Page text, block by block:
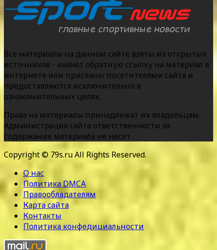
Все материалы на данном сайте взяты из открытых
источников - имеют обратную ссылку на материал в
интернете или присланы посетителями сайта и
предоставляются исключительно в
ознакомительных целях.
Права на материалы принадлежат их владельцам.
Администрация сайта ответственности за
содержание материала не несет.
Copyright © 79s.ru All Rights Reserved.
О нас
Политика DMCA
Правообладателям
Карта сайта
Контакты
Политика конфедициальности